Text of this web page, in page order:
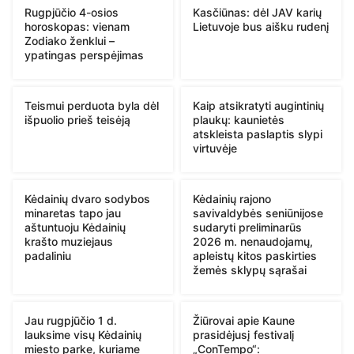
Rugpjūčio 4-osios
horoskopas: vienam
Zodiako ženklui –
ypatingas perspėjimas
Kasčiūnas: dėl JAV karių
Lietuvoje bus aišku rudenį
Teismui perduota byla dėl
išpuolio prieš teisėją
Kaip atsikratyti augintinių
plaukų: kaunietės
atskleista paslaptis slypi
virtuvėje
Kėdainių dvaro sodybos
minaretas tapo jau
aštuntuoju Kėdainių
krašto muziejaus
padaliniu
Kėdainių rajono
savivaldybės seniūnijose
sudaryti preliminarūs
2026 m. nenaudojamų,
apleistų kitos paskirties
žemės sklypų sąrašai
Jau rugpjūčio 1 d.
lauksime visų Kėdainių
miesto parke, kuriame
Žiūrovai apie Kaune
prasidėjusį festivalį
„ConTempo“: